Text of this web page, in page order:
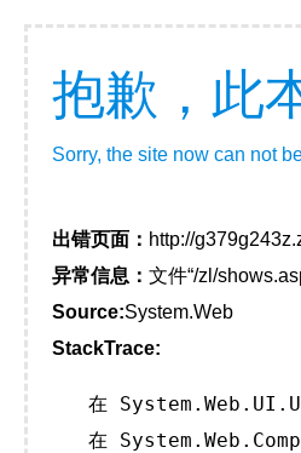
抱歉，此
Sorry, the site now can not
出错页面： http://
异常信息： 文件“/zl/
Source:System.Web
StackTrace:
在
在